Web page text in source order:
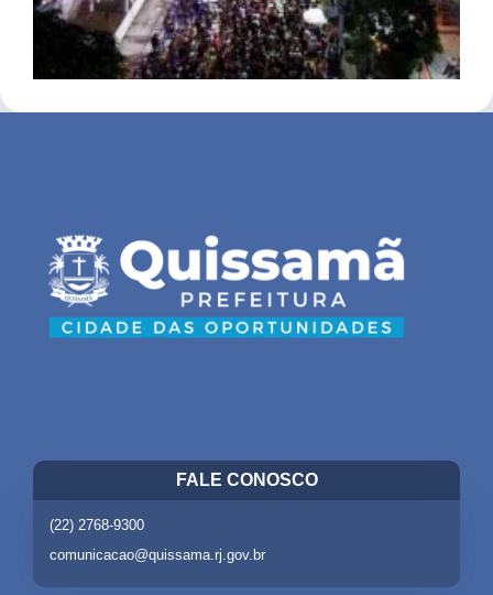
FALE CONOSCO
(22) 2768-9300
comunicacao@quissama.rj.gov.br